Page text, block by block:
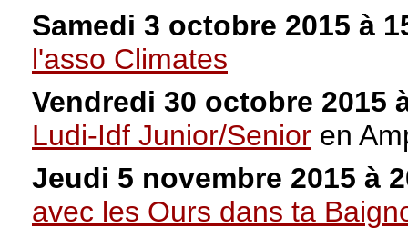
Samedi 3 octobre 2015 à
l'asso Climates
Vendredi 30 octobre 2015
Ludi-Idf Junior/Senior en
Jeudi 5 novembre 2015 à
avec les Ours dans ta